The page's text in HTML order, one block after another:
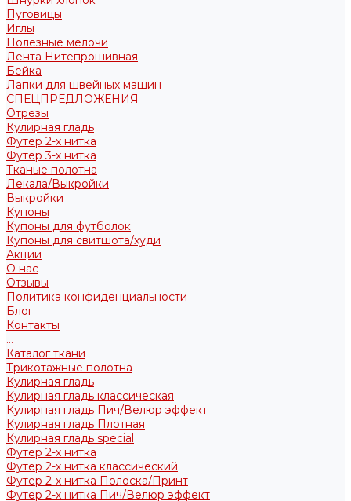
Пуговицы
Иглы
Полезные мелочи
Лента Нитепрошивная
Бейка
Лапки для швейных машин
СПЕЦПРЕДЛОЖЕНИЯ
Отрезы
Кулирная гладь
Футер 2-х нитка
Футер 3-х нитка
Тканые полотна
Лекала/Выкройки
Выкройки
Купоны
Купоны для футболок
Купоны для свитшота/худи
Акции
О нас
Отзывы
Политика конфиденциальности
Блог
Контакты
...
Каталог ткани
Трикотажные полотна
Кулирная гладь
Кулирная гладь классическая
Кулирная гладь Пич/Велюр эффект
Кулирная гладь Плотная
Кулирная гладь special
Футер 2-х нитка
Футер 2-х нитка классический
Футер 2-х нитка Полоска/Принт
Футер 2-х нитка Пич/Велюр эффект